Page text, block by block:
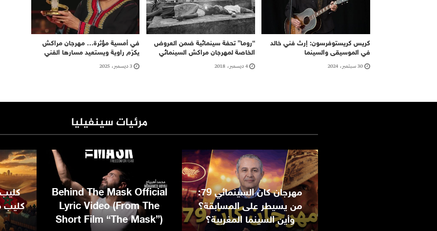
كريس كريستوفرسون: إرث فني خالد
في الموسيقى والسينما
30 سبتمبر، 2024
“روما” تحفة سينمائية ضمن العروض
الخاصة لمهرجان مراكش السينمائي
4 ديسمبر، 2018
في أمسية مؤثرة… مهرجان مراكش
يكرّم راوية ويستعيد مسارها الفني
3 ديسمبر، 2025
مرئيات سينفيليا
مهرجان كان السينمائي 79:
من يسيطر على المسابقة؟
وأين السينما المغربية؟
Behind The Mask Official
Lyric Video (From The
Short Film “The Mask”)
كليب